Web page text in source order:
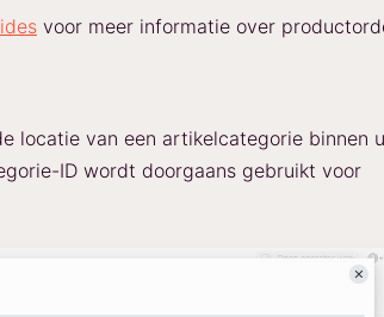
voor meer informatie over
locatie van een artikelcategorie binnen
ID wordt doorgaans gebruikt voor